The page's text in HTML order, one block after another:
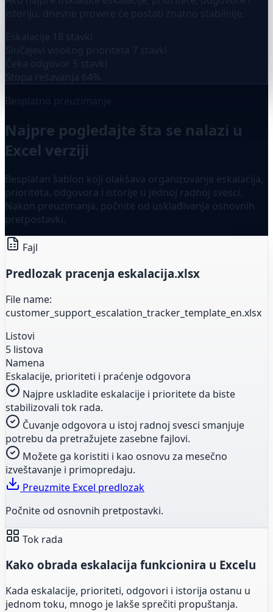
istoriju, dnevne provere će postati znatno stabilnije.
Eskalacije
18 stavki
Slučajevi visokog prioriteta 7 stavki
Čeka odgovor
5 stavki
Stopa rešavanja
64%
Besplatno preuzimanje
Najpre pogledajte šta se nalazi u
Excel verziji
Besplatan šablon koji olakšava organizovanje eskalacija,
prioriteta, odgovora i istorije u jednoj radnoj svesci.
Nakon preuzimanja, počnite od usklađivanja osnovnih
pretpostavki.
Fajl
Predlozak pracenja eskalacija.xlsx
File name:
customer_support_escalation_tracker_template_en.xlsx
Listovi
5 listova
Namena
Eskalacije, prioriteti i praćenje odgovora
Najpre uskladite eskalacije i prioritete da biste
stabilizovali tok rada.
Čuvanje odgovora u istoj radnoj svesci smanjuje
potrebu da pretražujete zasebne fajlovi.
Možete ga koristiti i kao osnovu za mesečno
izveštavanje i primopredaju.
Preuzmite Excel predlozak
Počnite od osnovnih pretpostavki.
Tok rada
Kako obrada eskalacija funkcionira u Excelu
Kada eskalacije, prioriteti, odgovori i istorija ostanu u
jednom toku, mnogo je lakše sprečiti propuštanja.